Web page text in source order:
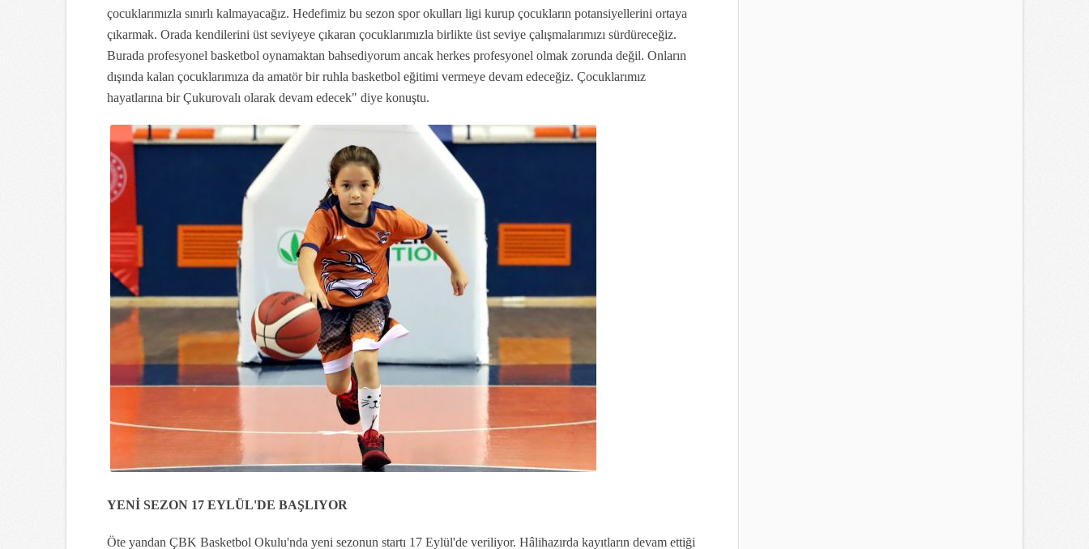
çocuklarımızla sınırlı kalmayacağız. Hedefimiz bu sezon spor okulları ligi kurup çocukların potansiyellerini ortaya
çıkarmak. Orada kendilerini üst seviyeye çıkaran çocuklarımızla birlikte üst seviye çalışmalarımızı sürdüreceğiz.
Burada profesyonel basketbol oynamaktan bahsediyorum ancak herkes profesyonel olmak zorunda değil. Onların
dışında kalan çocuklarımıza da amatör bir ruhla basketbol eğitimi vermeye devam edeceğiz. Çocuklarımız
hayatlarına bir Çukurovalı olarak devam edecek" diye konuştu.
YENİ SEZON 17 EYLÜL'DE BAŞLIYOR
Öte yandan ÇBK Basketbol Okulu'nda yeni sezonun startı 17 Eylül'de veriliyor. Hâlihazırda kayıtların devam ettiği